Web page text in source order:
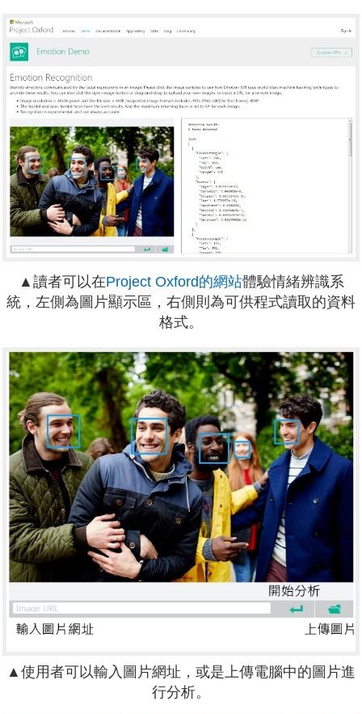
▲讀者可以在Project Oxford的網站體驗情緒辨識系
統，左側為圖片顯示區，右側則為可供程式讀取的資料
格式。
▲使用者可以輸入圖片網址，或是上傳電腦中的圖片進
行分析。